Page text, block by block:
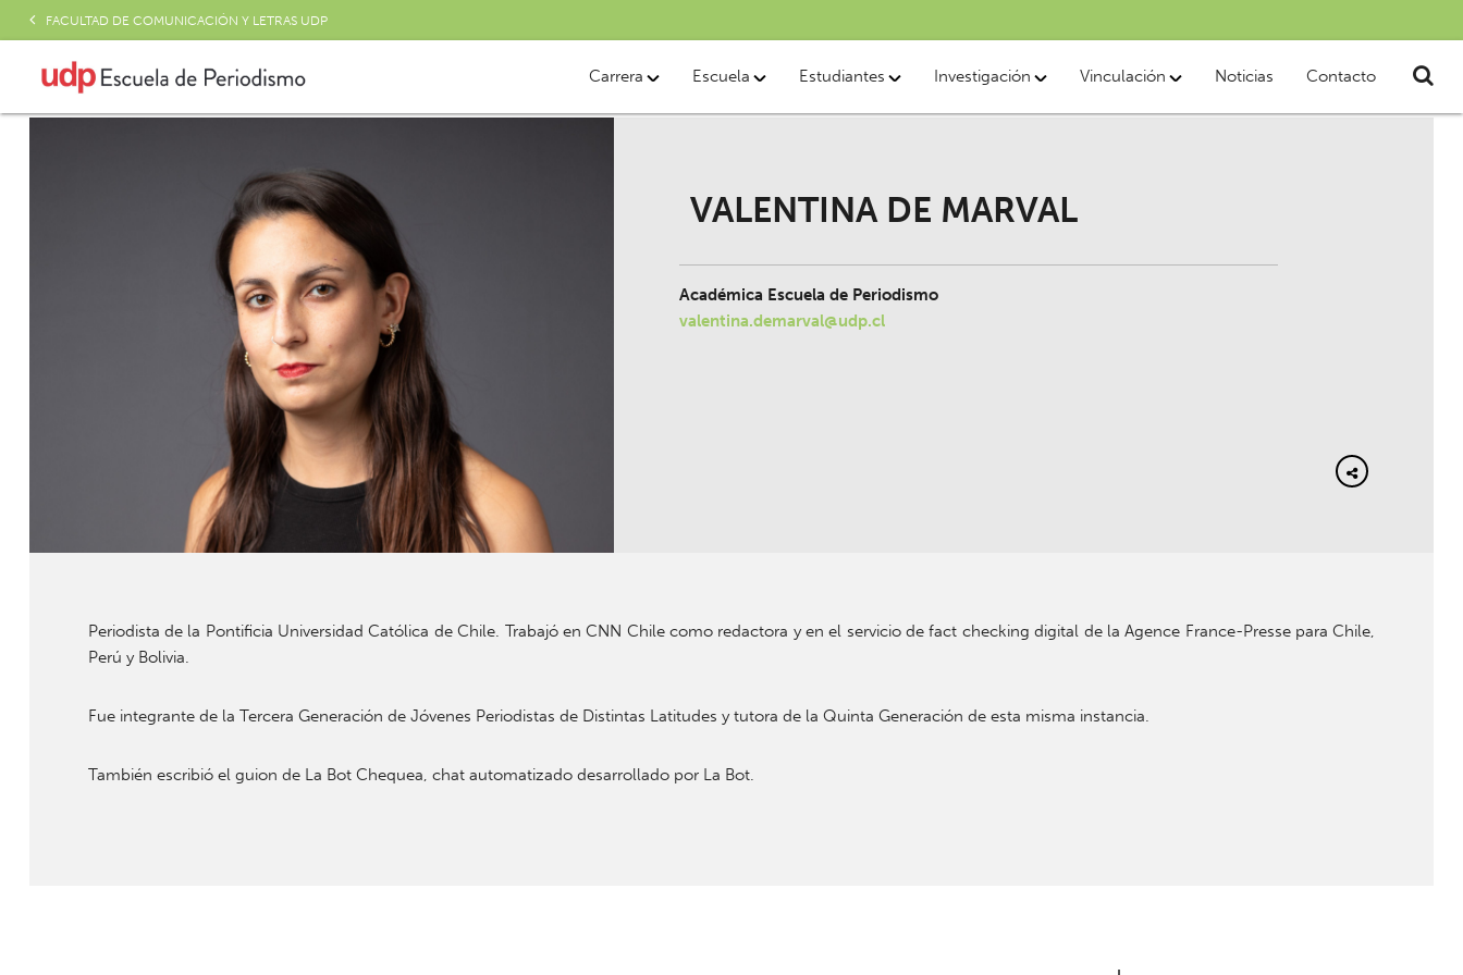
FACULTAD DE COMUNICACIÓN Y LETRAS UDP
Carrera Escuela Estudiantes Investigación Vinculación Noticias Contacto
VALENTINA DE MARVAL
Académica Escuela de Periodismo
valentina.demarval@udp.cl
Periodista de la Pontificia Universidad Católica de Chile. Trabajó en CNN Chile como redactora y en el servicio de fact checking digital de la Agence France-Presse para Chile,
Perú y Bolivia.
Fue integrante de la Tercera Generación de Jóvenes Periodistas de Distintas Latitudes y tutora de la Quinta Generación de esta misma instancia.
También escribió el guion de La Bot Chequea, chat automatizado desarrollado por La Bot.